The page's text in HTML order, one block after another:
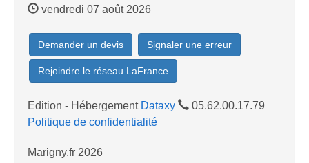
vendredi 07 août 2026
Demander un devis Signaler une erreur
Rejoindre le réseau LaFrance
Edition - Hébergement Dataxy
05.62.00.17.79
Politique de confidentialité
Marigny.fr 2026